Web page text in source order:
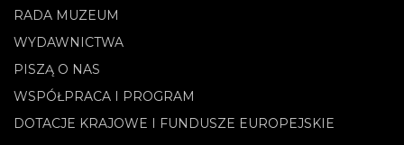
RADA MUZEUM
WYDAWNICTWA
PISZĄ O NAS
WSPÓŁPRACA I PROGRAM
DOTACJE KRAJOWE I FUNDUSZE EUROPEJSKIE